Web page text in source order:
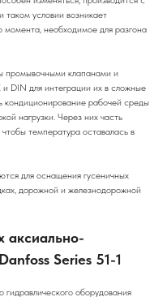
условии возникает
момента, необходимое для разгона
промывочными клапанами и
DIN для интеграции их в сложные
кондиционирование рабочей среды
нагрузки. Через них часть
температура оставалась в
для оснащения гусеничных
дорожной и железнодорожной
аксиально-
Series 51-1
оборудования